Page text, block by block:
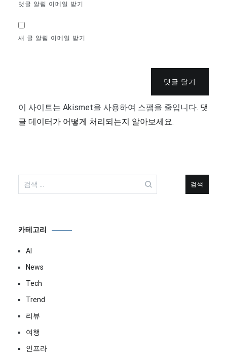
댓글 알림 이메일 받기
새 글 알림 이메일 받기
댓글 달기
이 사이트는 Akismet을 사용하여 스팸을 줄입니다. 댓
글 데이터가 어떻게 처리되는지 알아보세요.
색:
카테고리
AI
News
Tech
Trend
리뷰
여행
인프라